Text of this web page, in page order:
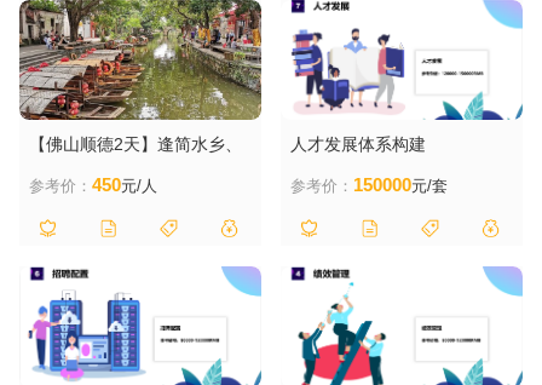
【佛山顺德2天】逢简水乡、
清晖园、百年步行街、祖庙、
参考价： 450元/人
人才发展体系构建
参考价： 150000元/套